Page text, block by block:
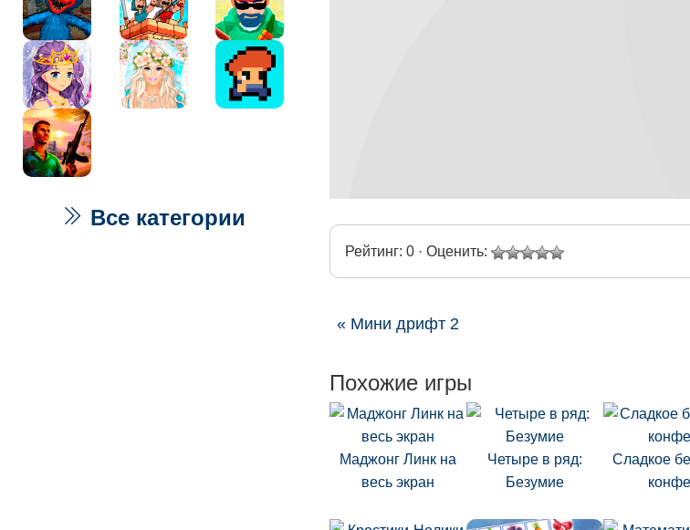
Рейтинг: 0 · Оценить:
« Мини дрифт 2
Похожие игры
Маджонг Линк на
весь экран
Четыре в ряд:
Безумие
Сладкое
Все категории